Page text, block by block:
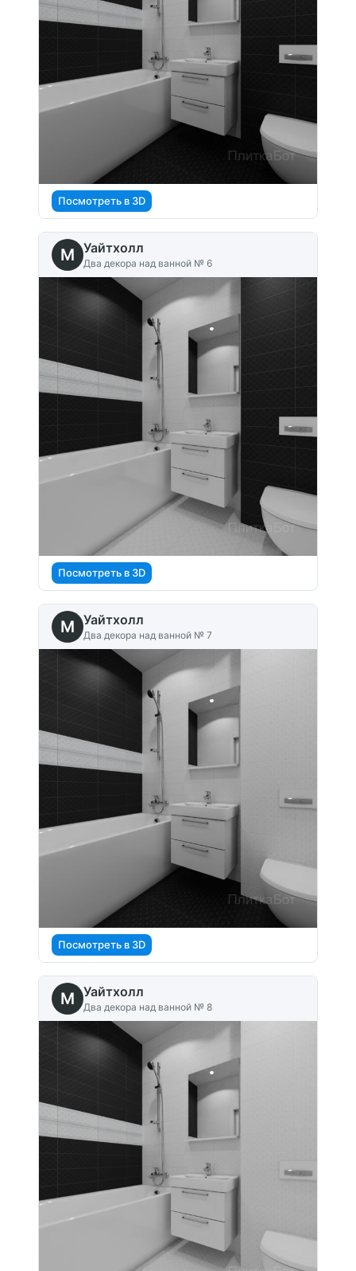
Посмотреть в 3D
M Уайтхолл
Два декора над ванной № 6
Посмотреть в 3D
M Уайтхолл
Два декора над ванной № 7
Посмотреть в 3D
M Уайтхолл
Два декора над ванной № 8